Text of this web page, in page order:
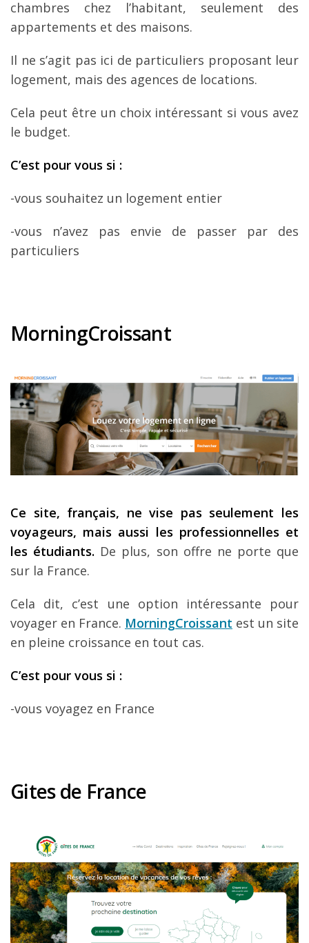
chambres chez l’habitant, seulement des
appartements et des maisons.
Il ne s’agit pas ici de particuliers proposant leur
logement, mais des agences de locations.
Cela peut être un choix intéressant si vous avez
le budget.
C’est pour vous si :
-vous souhaitez un logement entier
-vous n’avez pas envie de passer par des
particuliers
MorningCroissant
Ce site, français, ne vise pas seulement les
voyageurs, mais aussi les professionnelles et
les étudiants. De plus, son offre ne porte que
sur la France.
Cela dit, c’est une option intéressante pour
voyager en France. MorningCroissant est un site
en pleine croissance en tout cas.
C’est pour vous si :
-vous voyagez en France
Gites de France